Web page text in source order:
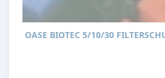
OASE BIOTEC 5/10/30